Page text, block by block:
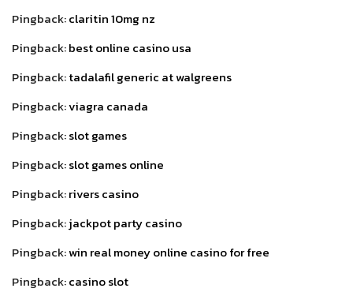
Pingback:claritin 10mg nz
Pingback:best online casino usa
Pingback:tadalafil generic at walgreens
Pingback:viagra canada
Pingback:slot games
Pingback:slot games online
Pingback:rivers casino
Pingback:jackpot party casino
Pingback:win real money online casino for free
Pingback:casino slot